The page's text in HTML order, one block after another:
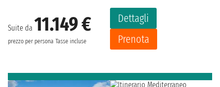
Suite da 11.149 €
prezzo per persona Tasse incluse
Dettagli
Prenota